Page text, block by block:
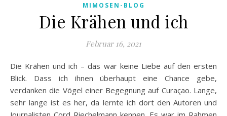
MIMOSEN-BLOG
Die Krähen und ich
Februar 16, 2021
Die Krähen und ich – das war keine Liebe auf den ersten
Blick. Dass ich ihnen überhaupt eine Chance gebe,
verdanken die Vögel einer Begegnung auf Curaçao. Lange,
sehr lange ist es her, da lernte ich dort den Autoren und